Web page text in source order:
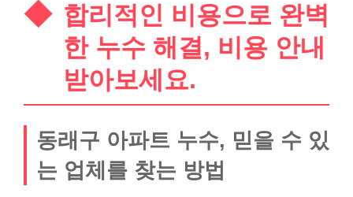
합리적인 비용으로 완벽
한 누수 해결, 비용 안내
받아보세요.
동래구 아파트 누수, 믿을 수 있
는 업체를 찾는 방법